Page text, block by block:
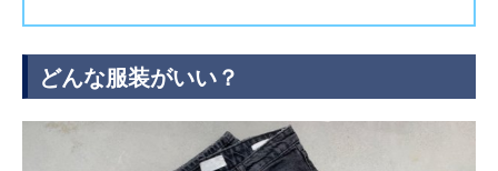
どんな服装がいい？